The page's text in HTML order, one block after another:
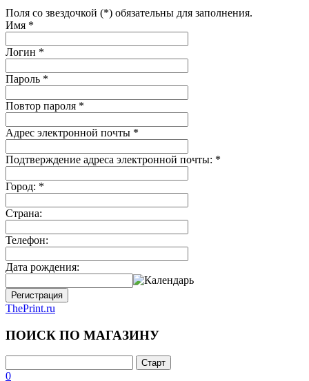
Поля со звездочкой (*) обязательны для заполнения.
Имя *
Логин *
Пароль *
Повтор пароля *
Адрес электронной почты *
Подтверждение адреса электронной почты: *
Город: *
Страна:
Телефон:
Дата рождения:
Регистрация
ThePrint.ru
ПОИСК ПО МАГАЗИНУ
0